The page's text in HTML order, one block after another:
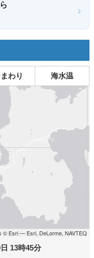
›
わり 海水温
© Esri — Esri, DeLorme, NAVTEQ
13時45分